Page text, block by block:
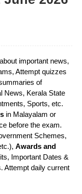
about important news,
Attempt quizzes
of
News, Kerala State
Sports, etc.
in Malayalam or
before the exam.
Schemes,
Awards and
Important Dates &
Attempt daily current